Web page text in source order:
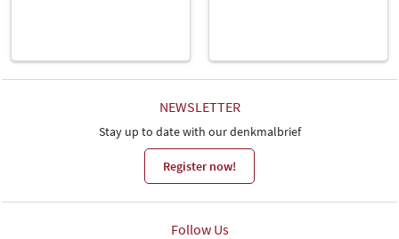
NEWSLETTER
Stay up to date with our denkmalbrief
Register now!
Follow Us